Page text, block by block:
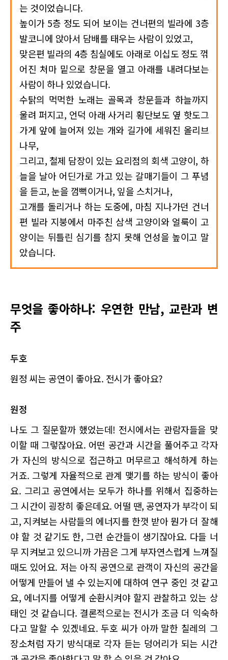
는 것이었습니다.
높이가 5층 정도 되어 보이는 건너편의 빌라에 3층
발코니에 앉아서 담배를 태우는 사람이 있었고,
맞은편 빌라의 4층 침실에도 아래로 이십도 정도 꺾
어진 처마 밑으로 창문을 열고 아래를 내려다보는
사람이 하나 있었습니다.
수탉의 먹먹한 노래는 골목과 창문들과 하늘까지
울려 퍼지고, 언덕 아래 사거리 횡단보도 옆 핫도그
가게 앞에 늘어져 있는 개와 길가에 세워진 올리브
나무,
그리고, 철제 담장이 있는 요리점의 회색 고양이, 하
늘을 날아 어딘가로 가고 있는 갈매기들이 그 푸념
을 듣고, 눈을 껌뻑이거나, 잎을 스치거나,
고개를 돌리거나 하는 도중에, 마침 지나가던 건너
편 빌라 지붕에서 마주친 삼색 고양이와 얼룩이 고
양이는 뒤틀린 심기를 참지 못해 언성을 높이고 말
았습니다.
무엇을 좋아하나: 우연한 만남, 교란과 변
주
두호
원정 씨는 공연이 좋아요. 전시가 좋아요?
원정
나도 그 질문할까 했었는데! 전시에서는 관람자들을 맞
이할 때 그렇잖아요. 어떤 공간과 시간을 풀어주고 각자
가 자신의 방식으로 접근하고 머무르고 해석하게 하는
거죠. 그렇게 자율적으로 관계 맺기를 하는 방식이 좋아
요. 그리고 공연에서는 모두가 하나를 위해서 집중하는
그 시간이 굉장히 좋은데요. 어떨 땐, 공연자가 부각이 되
고, 지켜보는 사람들의 에너지를 한껏 받아 뭔가 더 잘해
야 할 것 같기도 한, 그런 순간들이 생기잖아요. 다들 너
무 지켜보고 있으니까 가끔은 그게 부자연스럽게 느껴질
때도 있어요. 저는 아직 공연으로 관객이 자신의 공간을
어떻게 만들어 낼 수 있는지에 대하여 연구 중인 것 같고
요, 에너지를 어떻게 순환시켜야 할지 관찰하고 있는 상
태인 것 같습니다. 결론적으로는 전시가 조금 더 익숙하
다고 말할 수 있겠네요. 두호 씨가 아까 말한 칠레의 그
장소처럼 자기 방식대로 각자 듣는 덩어리가 되는 시간